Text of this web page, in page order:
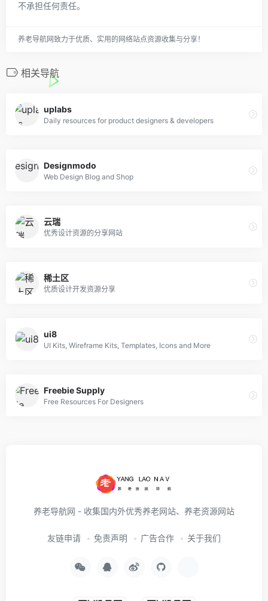
不承担任何责任。
养老导航网致力于优质、实用的网络站点资源收集与分享！
相关导航
uplabs
Daily resources for product designers & developers
Designmodo
Web Design Blog and Shop
云瑞
优秀设计资源的分享网站
稀土区
优质设计开发资源分享
ui8
UI Kits, Wireframe Kits, Templates, Icons and More
Freebie Supply
Free Resources For Designers
养老导航网 - 收集国内外优秀养老网站、养老资源网站
友链申请 免责声明 广告合作 关于我们